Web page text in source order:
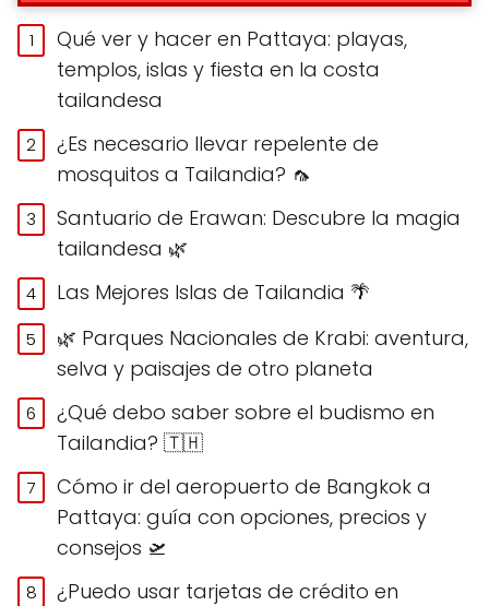
Qué ver y hacer en Pattaya: playas,
templos, islas y fiesta en la costa
tailandesa
¿Es necesario llevar repelente de
mosquitos a Tailandia? 🦟
Santuario de Erawan: Descubre la magia
tailandesa 🌿
Las Mejores Islas de Tailandia 🌴
🌿 Parques Nacionales de Krabi: aventura,
selva y paisajes de otro planeta
¿Qué debo saber sobre el budismo en
Tailandia? 🇹🇭
Cómo ir del aeropuerto de Bangkok a
Pattaya: guía con opciones, precios y
consejos 🛫
¿Puedo usar tarjetas de crédito en